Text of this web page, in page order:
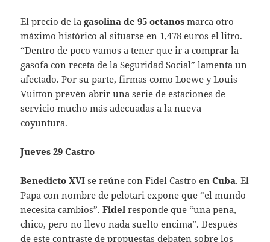
El precio de lagasolina de 95 octanos marca otro
máximo histórico al situarse en 1,478 euros el litro.
“Dentro de poco vamos a tener que ir a comprar la
gasofa con receta de la Seguridad Social” lamenta un
afectado. Por su parte, firmas como Loewe y Louis
Vuitton prevén abrir una serie de estaciones de
servicio mucho más adecuadas a la nueva
coyuntura.
Jueves 29 Castro
Benedicto XVI se reúne con Fidel Castro enCuba. El
Papa con nombre de pelotari expone que “el mundo
necesita cambios”.Fidel responde que “una pena,
chico, pero no llevo nada suelto encima”. Después
de este contraste de propuestas debaten sobre los